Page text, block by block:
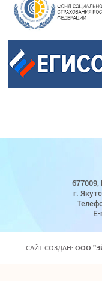
677009,
г.
САЙТ СОЗДАН: ООО